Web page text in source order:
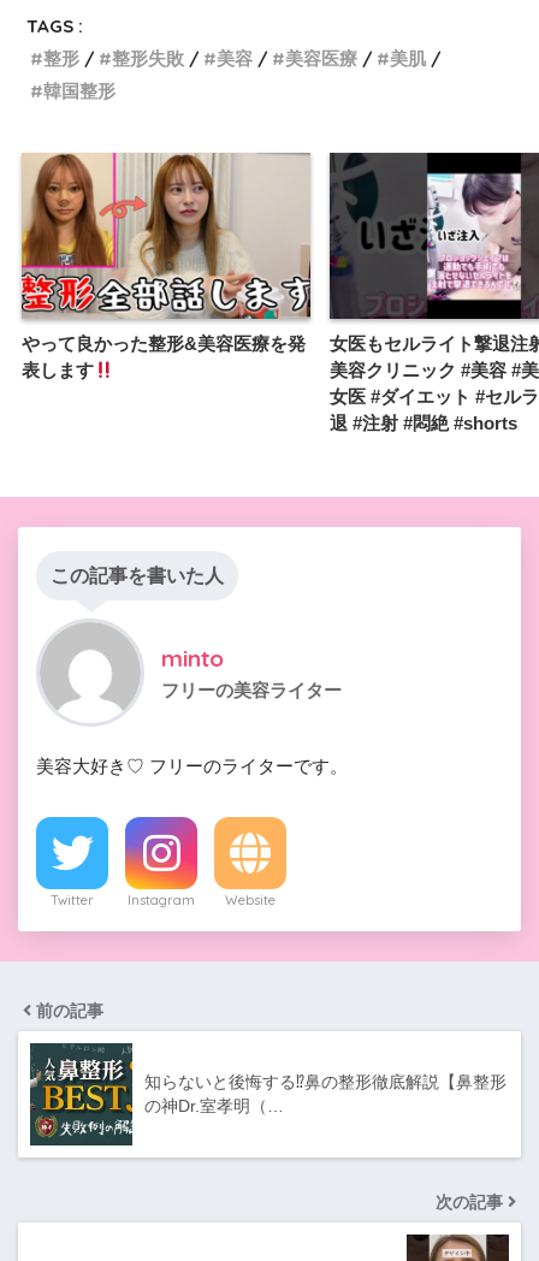
TAGS :
整形
整形失敗 美容 美容医療
美肌
韓国整形
やって良かった整形&美容医療を発
表します
女医もセルライト撃退注
美容クリニック #美容 #
女医 #ダイエット #セル
退 #注射 #悶絶 #shorts
この記事を書いた人
minto
フリーの美容ライター
美容大好き♡ フリーのライターです。
Twitter Instagram Website
前の記事
知らないと後悔する⁉鼻の整形徹底解説【鼻整形
の神Dr.室孝明（…
次の記事